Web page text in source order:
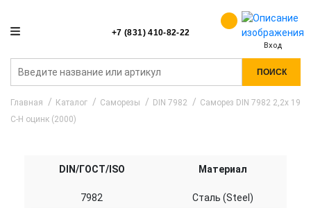
+7 (831) 410-82-22
Вход
ПОИСК
Главная Каталог Саморезы DIN 7982
Саморез DIN 7982 2,2x 19
C-H оцинк (2000)
DIN/ГОСТ/ISO Материал
7982 Сталь (Steel)